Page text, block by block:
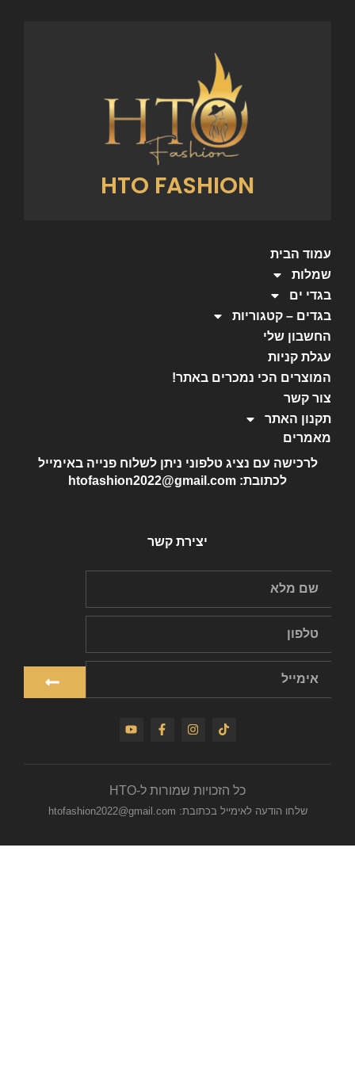
HTO FASHION
עמוד הבית
שמלות
בגדי ים
בגדים – קטגוריות
החשבון שלי
עגלת קניות
המוצרים הכי נמכרים באתר!
צור קשר
תקנון האתר
מאמרים
לרכישה עם נציג טלפוני ניתן לשלוח פנייה באימייל
לכתובת: htofashion2022@gmail.com
יצירת קשר
כל הזכויות שמורות ל-HTO
שלחו הודעה לאימייל בכתובת: htofashion2022@gmail.com